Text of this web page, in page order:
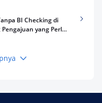
BI Checking di
Pengajuan yang Perlu